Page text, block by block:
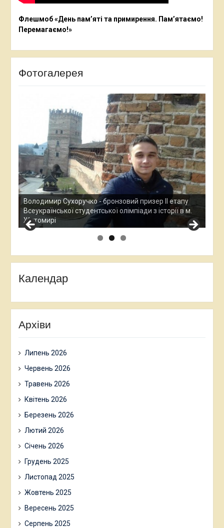
Флешмоб «День пам’яті та примирення. Пам’ятаємо!
Перемагаємо!»
Фотогалерея
Остап Кардаш - бронзовий призер ІІ етапу
Всеукраїнської студентської олімпади з історії в м.
Житомирі
Календар
Архіви
Липень 2026
Червень 2026
Травень 2026
Квітень 2026
Березень 2026
Лютий 2026
Січень 2026
Грудень 2025
Листопад 2025
Жовтень 2025
Вересень 2025
Серпень 2025